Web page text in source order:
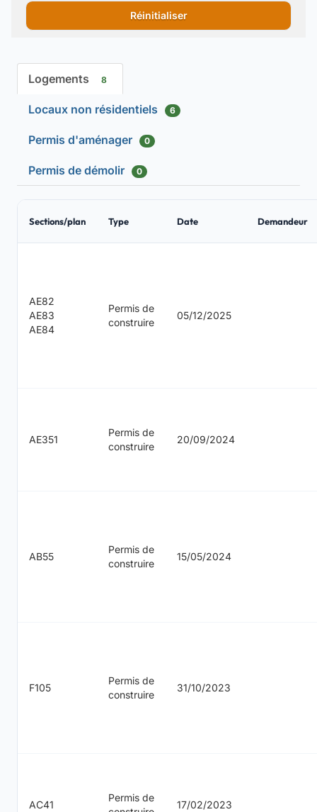
Réinitialiser
Logements 8
Locaux non résidentiels 6
Permis d'aménager 0
Permis de démolir 0
Sections/plan Type Date Demandeur
AE82
AE83
AE84
Permis de
construire
05/12/2025
AE351
Permis de
construire
20/09/2024
AB55
Permis de
construire
15/05/2024
F105
Permis de
construire
31/10/2023
AC41
Permis de
17/02/2023